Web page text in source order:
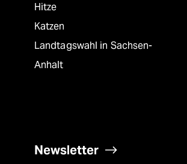
Hitze
Katzen
Landtagswahl in Sachsen-
Anhalt
Newsletter